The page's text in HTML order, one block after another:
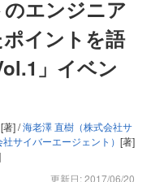
エンジニア
イントを語
」イベン
[著] /海老澤 直樹（株式会社サ
サイバーエージェント） [著]
更新日: 2017/06/20